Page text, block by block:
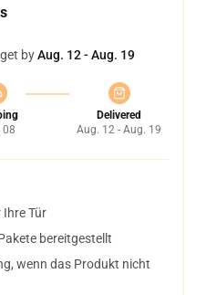
byAug. 12 - Aug. 19
08
Delivered
Aug. 12 - Aug. 19
Tür
bereitgestellt
wenn das Produkt nicht